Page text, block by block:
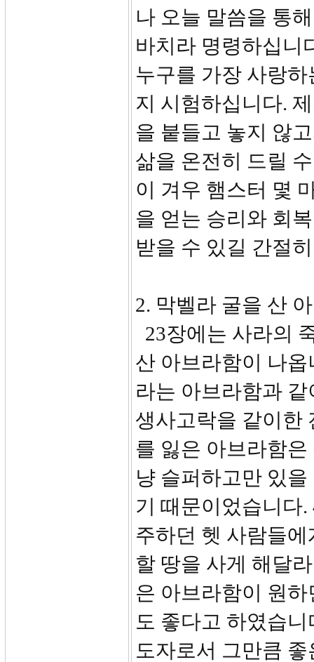
나 오늘 말씀을 통
바치라 명령하십니
누구를 가장 사랑
지 시험하십니다.
을 붙들고 놓지 않
삶을 온전히 드릴
이 겨우 햄스터 몇
을 얻는 승리와 회
받을 수 있길 간절
2. 막벨라 굴을 산
23장에는 사라의
산 아브라함이 나
라는 아브라함과
생사고락을 같이한
를 잃은 아브라함
냥 슬퍼하고만 있
기 때문이었습니다
주하던 헷 사람들
할 땅을 사게 해달
은 아브라함이 원
도 좋다고 하였습
도자로서 그만큼